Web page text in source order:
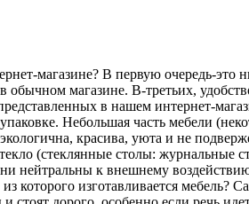
магазине? В первую очередь-
обычном магазине. В-третьих,
в нашем интернет-
Небольшая часть мебели
красива, уюта и не
(стеклянные столы: журнальные
нейтральны к внешнему
которого изготавливается